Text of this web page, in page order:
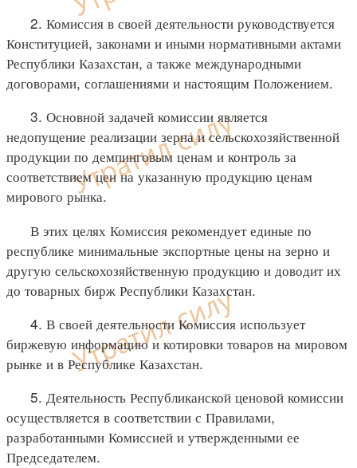
2. Комиссия в своей деятельности руководствуется
Конституцией, законами и иными нормативными актами
Республики Казахстан, а также международными
договорами, соглашениями и настоящим Положением.
3. Основной задачей комиссии является
недопущение реализации зерна и сельскохозяйственной
продукции по демпинговым ценам и контроль за
соответствием цен на указанную продукцию ценам
мирового рынка.
В этих целях Комиссия рекомендует единые по
республике минимальные экспортные цены на зерно и
другую сельскохозяйственную продукцию и доводит их
до товарных бирж Республики Казахстан.
4. В своей деятельности Комиссия использует
биржевую информацию и котировки товаров на мировом
рынке и в Республике Казахстан.
5. Деятельность Республиканской ценовой комиссии
осуществляется в соответствии с Правилами,
разработанными Комиссией и утвержденными ее
Председателем.